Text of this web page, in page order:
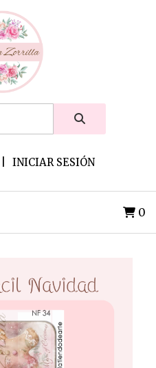
INICIAR SESIÓN
0